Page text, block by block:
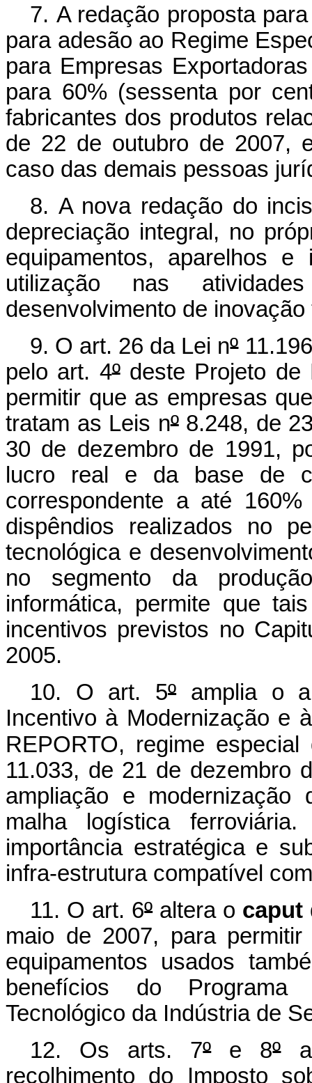
7. A redação proposta
para adesão ao Regime
para Empresas
para 60% (sessenta por
fabricantes dos produtos
de 22 de outubro de 2007,
caso das demais pessoas
8. A nova redação do
depreciação integral, no
equipamentos, aparelhos e
utilização nas
desenvolvimento de
9. O art. 26 da Lei nº
pelo art. 4ºdeste Projeto de
permitir que as empresas
tratam as Leis nº8.248, de
30 de dezembro de 1991,
lucro real e da base de
correspondente a até
dispêndios realizados no
tecnológica e
no segmento da
informática, permite que
incentivos previstos no
2005.
10. O art. 5ºamplia o
Incentivo à Modernização e
REPORTO, regime
11.033, de 21 de dezembro
ampliação e modernização
malha logística
importância estratégica e
infra-estrutura compatível
11. O art. 6ºaltera o caput
maio de 2007, para
equipamentos usados
benefícios do
Tecnológico da Indústria de
12. Os arts. 7ºe 8º
recolhimento do Imposto